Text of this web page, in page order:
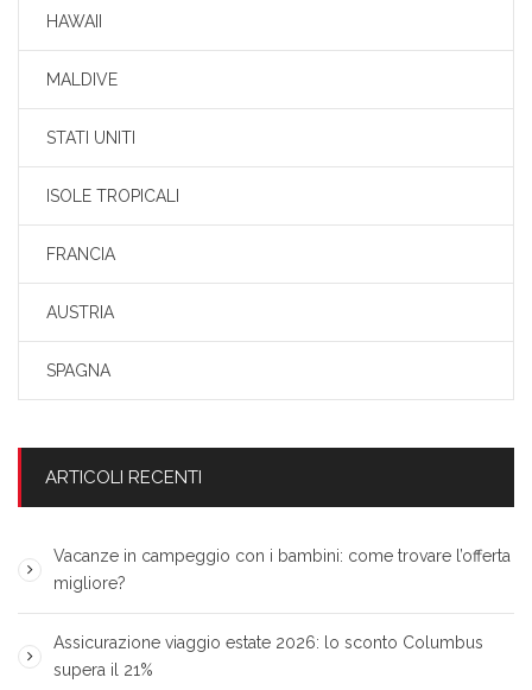
HAWAII
MALDIVE
STATI UNITI
ISOLE TROPICALI
FRANCIA
AUSTRIA
SPAGNA
ARTICOLI RECENTI
Vacanze in campeggio con i bambini: come trovare l’offerta
migliore?
Assicurazione viaggio estate 2026: lo sconto Columbus
supera il 21%